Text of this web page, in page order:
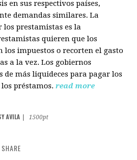
en sus respectivos países,
demandas similares. La
prestamistas es la
quieren que los
los impuestos o recorten el gasto
a la vez. Los gobiernos
de más liquideces para pagar los
préstamos. read more
AVILA
1500pt
SHARE